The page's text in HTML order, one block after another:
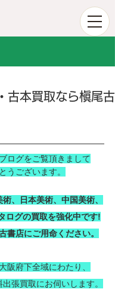
古本買取なら槇尾古
ログをご覧頂きまして
うございます。
、日本美術、中国美術、
ログの買取を強化中です!
書店にご用命ください。
阪府下全域にわたり、
張買取にお伺いします。